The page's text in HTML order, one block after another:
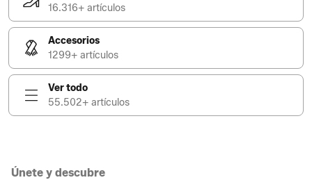
16.316+ artículos
Accesorios
1299+ artículos
Ver todo
55.502+ artículos
Únete y descubre